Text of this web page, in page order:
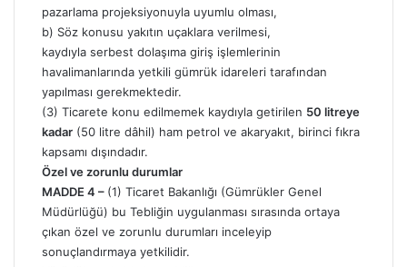
pazarlama projeksiyonuyla uyumlu olması,
b) Söz konusu yakıtın uçaklara verilmesi,
kaydıyla serbest dolaşıma giriş işlemlerinin
havalimanlarında yetkili gümrük idareleri tarafından
yapılması gerekmektedir.
(3) Ticarete konu edilmemek kaydıyla getirilen 50 litreye
kadar (50 litre dâhil) ham petrol ve akaryakıt, birinci fıkra
kapsamı dışındadır.
Özel ve zorunlu durumlar
MADDE 4 – (1) Ticaret Bakanlığı (Gümrükler Genel
Müdürlüğü) bu Tebliğin uygulanması sırasında ortaya
çıkan özel ve zorunlu durumları inceleyip
sonuçlandırmaya yetkilidir.